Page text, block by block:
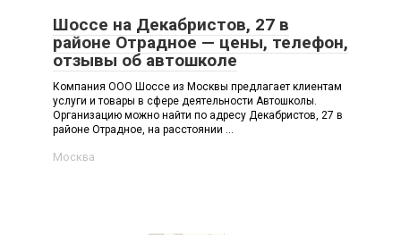
Шоссе на Декабристов, 27 в
районе Отрадное — цены, телефон,
отзывы об автошколе
Компания ООО Шоссе из Москвы предлагает клиентам
услуги и товары в сфере деятельности Автошколы.
Организацию можно найти по адресу Декабристов, 27 в
районе Отрадное, на расстоянии ...
Москва